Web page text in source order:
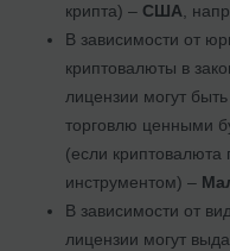
крипта) – США ,
В зависимости от
криптовалюты в
лицензии могут
торговлю ценными
(если
инструментом) –
В зависимости от
лицензии могут